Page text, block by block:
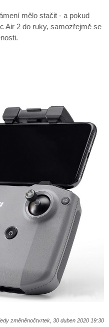
mělo stačit - a pokud
Air 2 do ruky, samozřejmě se
změněnočtvrtek, 30 duben 2020 19:30